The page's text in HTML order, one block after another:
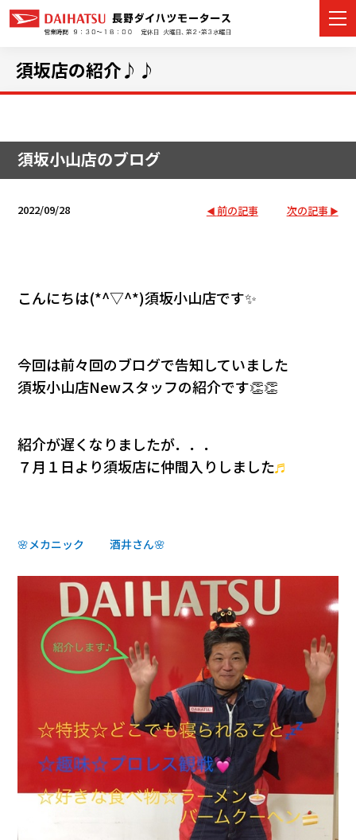
店舗情報
会社情報
須坂店の紹介♪♪
須坂小山店のブログ
2022/09/28 前の記事 次の記事
こんにちは(*^▽^*)須坂小山店です✨
今回は前々回のブログで告知していました
須坂小山店Newスタッフの紹介です👏👏
紹介が遅くなりましたが．．．
７月１日より須坂店に仲間入りしました♬
🌸メカニック 酒井さん🌸